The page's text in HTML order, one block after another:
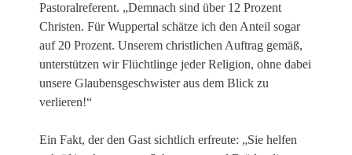
Pastoralreferent. „Demnach sind über 12 Prozent
Christen. Für Wuppertal schätze ich den Anteil sogar
auf 20 Prozent. Unserem christlichen Auftrag gemäß,
unterstützen wir Flüchtlinge jeder Religion, ohne dabei
unsere Glaubensgeschwister aus dem Blick zu
verlieren!“
Ein Fakt, der den Gast sichtlich erfreute: „Sie helfen